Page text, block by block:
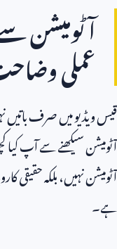
آٹومیشن
عملی
قیس ویڈیو میں صرف باتیں
آٹومیشن سیکھنے سے آپ کیا
آٹومیشن نہیں، بلکہ حقیقی
ہے۔